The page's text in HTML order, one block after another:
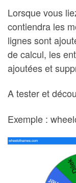
Lorsque vous
contiendra les
lignes sont
de calcul, les
ajoutées et
A tester et
Exemple :